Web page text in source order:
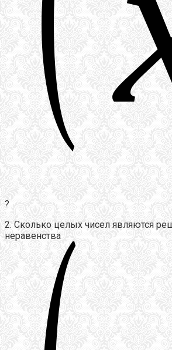
?
2. Сколько целых чисел являются
неравенства